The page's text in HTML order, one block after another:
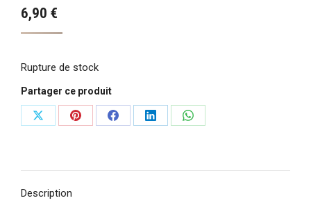
6,90 €
Rupture de stock
Partager ce produit
PartagerPartagerPartagerPartagerPartager
Description